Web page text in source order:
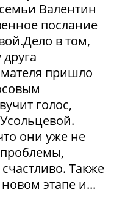
Валентин
послание
в том,
пришло
голос,
они уже не
Также
этапе и...